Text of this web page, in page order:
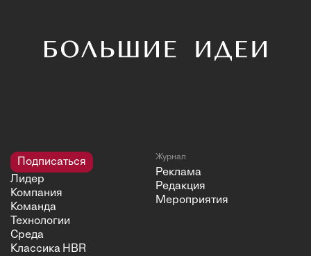
Подписаться
Лидер
Компания
Команда
Технологии
Среда
Классика HBR
Журнал
Реклама
Редакция
Мероприятия